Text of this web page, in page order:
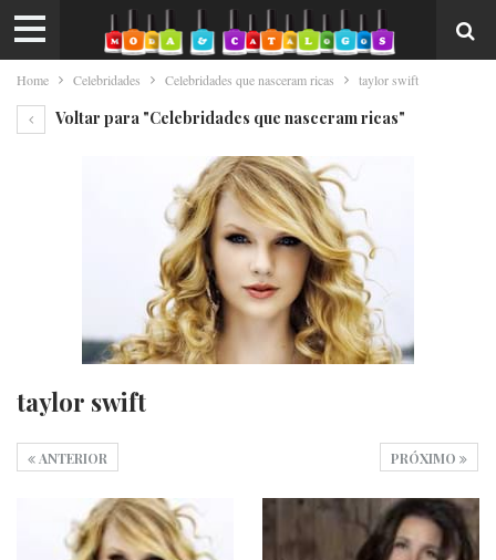
Home Celebridades Celebridades que nasceram ricas taylor swift
Voltar para "Celebridades que nasceram ricas"
taylor swift
PRÓXIMO
ANTERIOR